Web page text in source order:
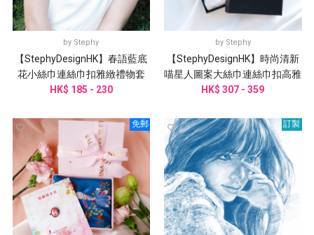
by Stephy
【StephyDesignHK】春語藍底
花小絲巾連絲巾扣雅緻禮物套
裝/客製化禮物
HK$ 185 - 230
by Stephy
【StephyDesignHK】時尚清新
喵星人圖案大絲巾連絲巾扣高雅
禮盒
HK$ 307 - 359
免郵 訂製